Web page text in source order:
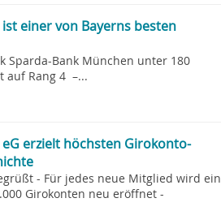
einer von Bayerns besten
Sparda-Bank München unter 180
auf Rang 4 –...
erzielt höchsten Girokonto-
- Für jedes neue Mitglied wird ein
Girokonten neu eröffnet -